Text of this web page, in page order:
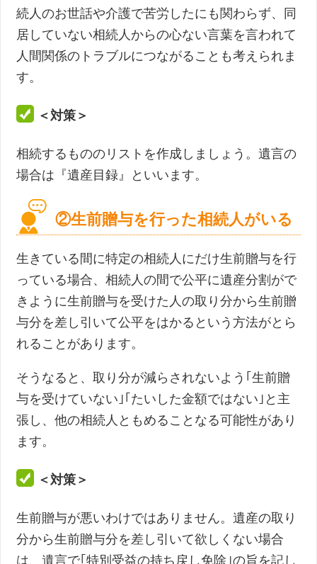
続人のお世話や介護で苦労したにも関わらず、同
居していない相続人からの心ない言葉を言われて
人間関係のトラブルにつながることも考えられま
す。
＜対策＞
相続するもののリストを作成しましょう。遺言の
場合は『遺産目録』といいます。
②生前贈与を行った相続人がいる
生きている間に特定の相続人にだけ生前贈与を行
っている場合、相続人の間で公平に遺産分割がで
きように生前贈与を受けた人の取り分から生前贈
与分を差し引いて公平をはかるという方法がとら
れることがあります。
そうなると、取り分が減らされないよう｢生前贈
与を受けていない｣｢たいした金額ではない｣と主
張し、他の相続人ともめることなる可能性があり
ます。
＜対策＞
生前贈与が悪いわけではありません。遺産の取り
分から生前贈与分を差し引いて欲しくない場合
は、遺言で｢特別受益の持ち戻し免除｣の旨を記し